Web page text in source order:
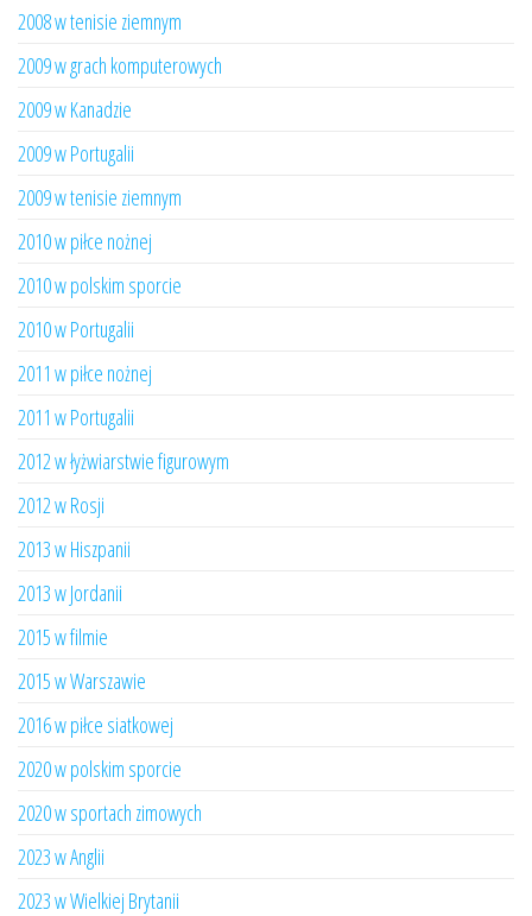
2008 w tenisie ziemnym
2009 w grach komputerowych
2009 w Kanadzie
2009 w Portugalii
2009 w tenisie ziemnym
2010 w piłce nożnej
2010 w polskim sporcie
2010 w Portugalii
2011 w piłce nożnej
2011 w Portugalii
2012 w łyżwiarstwie figurowym
2012 w Rosji
2013 w Hiszpanii
2013 w Jordanii
2015 w filmie
2015 w Warszawie
2016 w piłce siatkowej
2020 w polskim sporcie
2020 w sportach zimowych
2023 w Anglii
2023 w Wielkiej Brytanii